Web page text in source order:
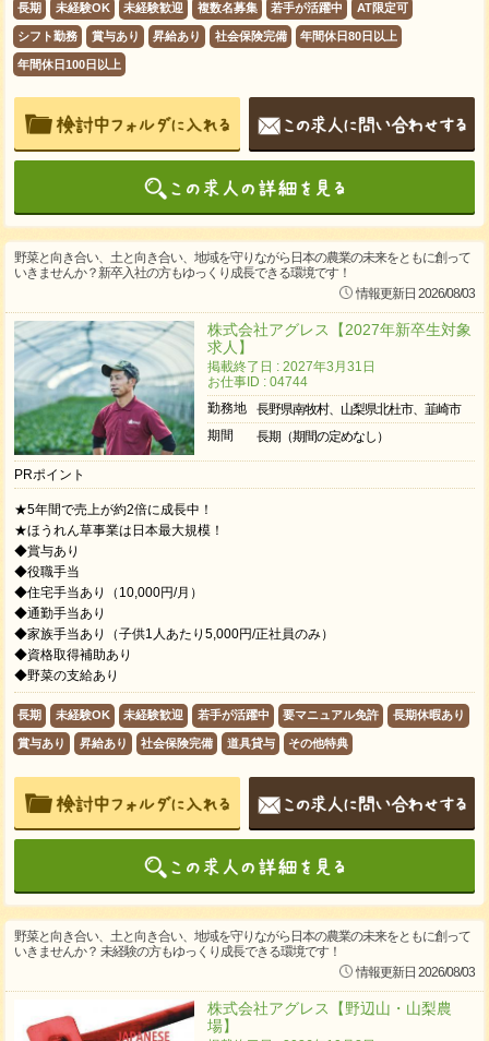
長期 未経験OK 未経験歓迎 複数名募集 若手が活躍中 AT限定可
シフト勤務 賞与あり 昇給あり 社会保険完備 年間休日80日以上
年間休日100日以上
野菜と向き合い、土と向き合い、地域を守りながら日本の農業の未来をともに創って
いきませんか？新卒入社の方もゆっくり成長できる環境です！
情報更新日 2026/08/03
株式会社アグレス【2027年新卒生対象
求人】
掲載終了日 : 2027年3月31日
お仕事ID : 04744
勤務地
長野県南牧村、山梨県北杜市、韮崎市
期間
長期（期間の定めなし）
PRポイント
★5年間で売上が約2倍に成長中！
★ほうれん草事業は日本最大規模！
◆賞与あり
◆役職手当
◆住宅手当あり（10,000円/月）
◆通勤手当あり
◆家族手当あり（子供1人あたり5,000円/正社員のみ）
◆資格取得補助あり
◆野菜の支給あり
長期 未経験OK 未経験歓迎 若手が活躍中 要マニュアル免許 長期休暇あり
賞与あり 昇給あり 社会保険完備 道具貸与 その他特典
野菜と向き合い、土と向き合い、地域を守りながら日本の農業の未来をともに創って
いきませんか？ 未経験の方もゆっくり成長できる環境です！
情報更新日 2026/08/03
株式会社アグレス【野辺山・山梨農
場】